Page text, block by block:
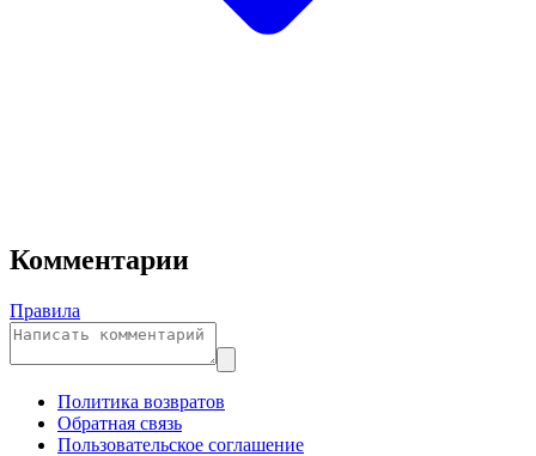
Комментарии
Правила
Политика возвратов
Обратная связь
Пользовательское соглашение